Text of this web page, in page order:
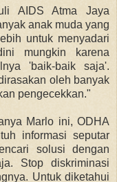
AIDS Atma Jaya
anak muda yang
untuk menyadari
mungkin karena
'baik-baik saja'.
oleh banyak
pengecekkan."
Marlo ini, ODHA
informasi seputar
solusi dengan
Stop diskriminasi
Untuk diketahui